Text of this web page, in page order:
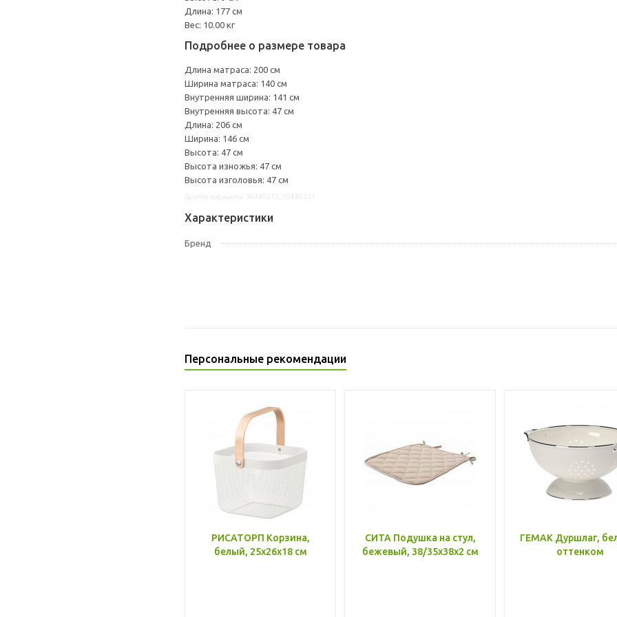
Длина: 177 см
Вес: 10.00 кг
Подробнее о размере товара
Длина матраса: 200 см
Ширина матраса: 140 см
Внутренняя ширина: 141 см
Внутренняя высота: 47 см
Длина: 206 см
Ширина: 146 см
Высота: 47 см
Высота изножья: 47 см
Высота изголовья: 47 см
Характеристики
Бренд
Персональные рекомендации
РИСАТОРП Корзина,
белый, 25x26x18 см
СИТА Подушка на стул,
бежевый, 38/35x38x2 см
ГЕМАК Дуршлаг,
оттенком